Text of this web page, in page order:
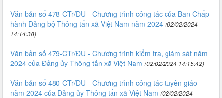
Văn bản số 478-CTr/ĐU - Chương trình công tác của Ban Chấp
hành Đảng bộ Thông tấn xã Việt Nam năm 2024 (02/02/2024
14:14:38)
Văn bản số 479-CTr/ĐU - Chương trình kiểm tra, giám sát năm
2024 của Đảng ủy Thông tấn xã Việt Nam (02/02/2024 14:15:42)
Văn bản số 480-CTr/ĐU - Chương trình công tác tuyên giáo
năm 2024 của Đảng ủy Thông tấn xã Việt Nam (02/02/2024